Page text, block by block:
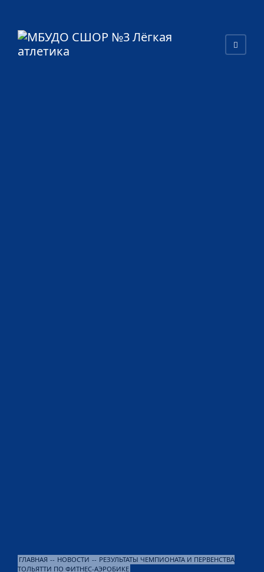
ГЛАВНАЯ -- НОВОСТИ -- РЕЗУЛЬТАТЫ ЧЕМПИОНАТА И ПЕРВЕНСТВА
ТОЛЬЯТТИ ПО ФИТНЕС-АЭРОБИКЕ